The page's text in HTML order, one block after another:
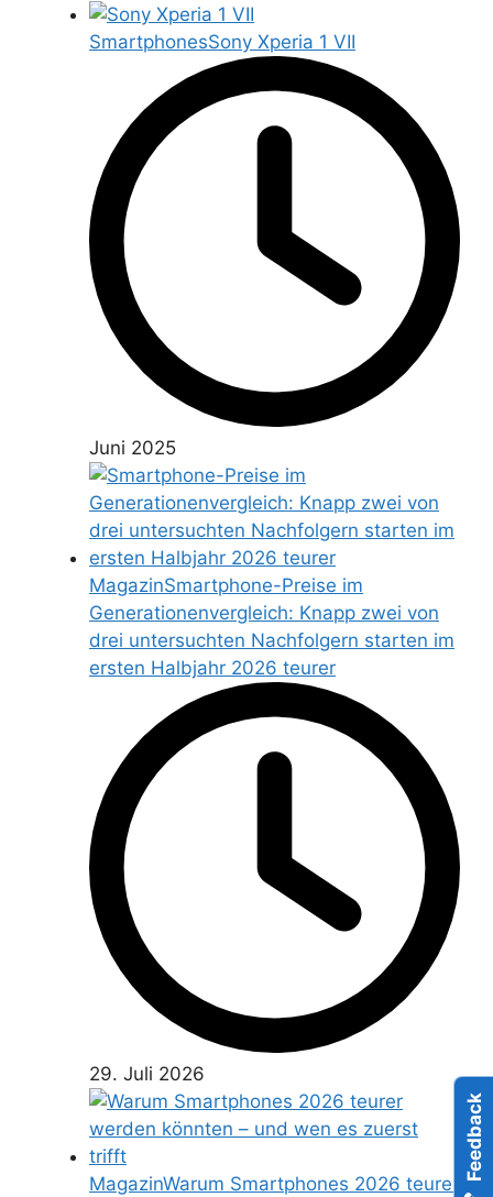
SmartphonesSony Xperia 1 VII
Juni 2025
MagazinSmartphone-Preise im
Generationenvergleich: Knapp zwei von
drei untersuchten Nachfolgern starten im
ersten Halbjahr 2026 teurer
29. Juli 2026
MagazinWarum Smartphones 2026 teurer
Feedback